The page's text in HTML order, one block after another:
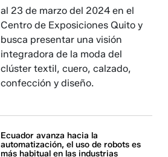
al 23 de marzo del 2024 en el
Centro de Exposiciones Quito y
busca presentar una visión
integradora de la moda del
clúster textil, cuero, calzado,
confección y diseño.
Ecuador avanza hacia la
automatización, el uso de robots es
más habitual en las industrias